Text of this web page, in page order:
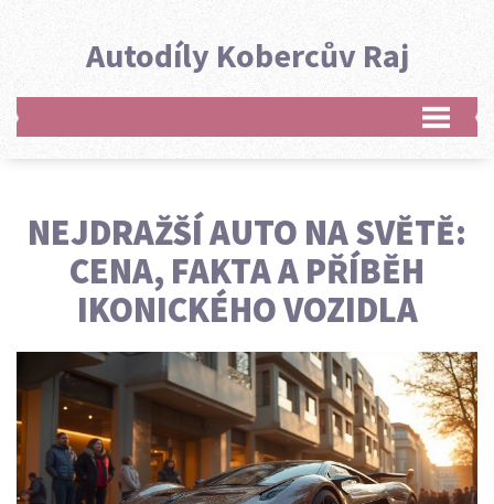
Autodíly Kobercův Raj
NEJDRAŽŠÍ AUTO NA SVĚTĚ:
CENA, FAKTA A PŘÍBĚH
IKONICKÉHO VOZIDLA